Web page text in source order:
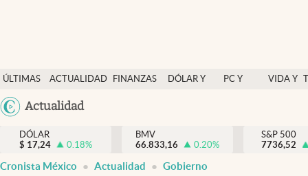
ÚLTIMAS
NOTICIAS
ACTUALIDAD
FINANZAS
DÓLAR Y
PC Y
VIDA Y
México
Actualidad
Actualidad
Finanzas y economía
Dólar y mercados
DÓLAR
$ 17,24 0.18%
BMV
66.833,16
0.20%
S&P 500
7736,52
Cronista México Actualidad Gobierno